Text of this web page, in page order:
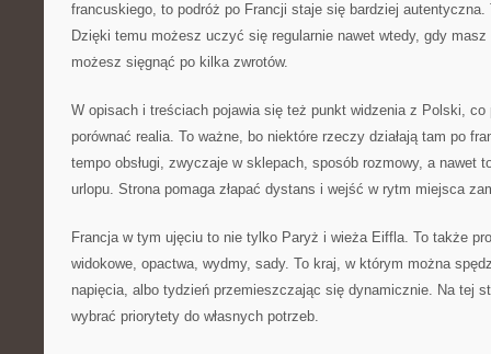
francuskiego, to podróż po Francji staje się bardziej autentyczna.
Dzięki temu możesz uczyć się regularnie nawet wtedy, gdy masz
możesz sięgnąć po kilka zwrotów.
W opisach i treściach pojawia się też punkt widzenia z Polski, co
porównać realia. To ważne, bo niektóre rzeczy działają tam po
tempo obsługi, zwyczaje w sklepach, sposób rozmowy, a nawet
urlopu. Strona pomaga złapać dystans i wejść w rytm miejsca
Francja w tym ujęciu to nie tylko Paryż i wieża Eiffla. To także
widokowe, opactwa, wydmy, sady. To kraj, w którym można
napięcia, albo tydzień przemieszczając się dynamicznie. Na tej
wybrać priorytety do własnych potrzeb.